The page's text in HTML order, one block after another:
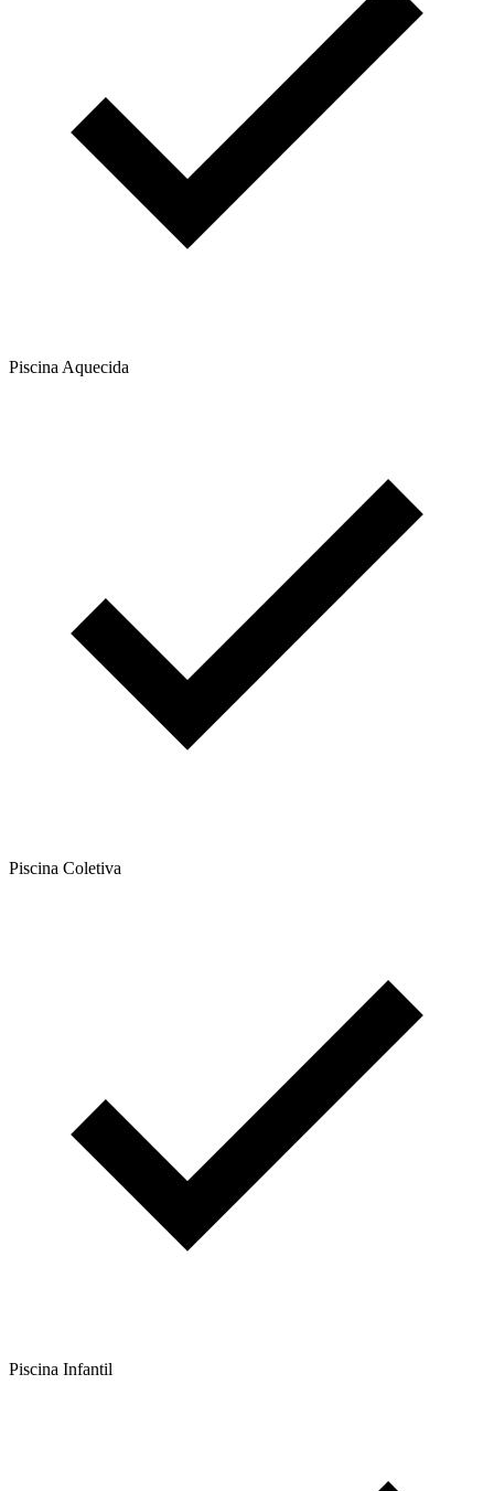
Piscina Aquecida
Piscina Coletiva
Piscina Infantil